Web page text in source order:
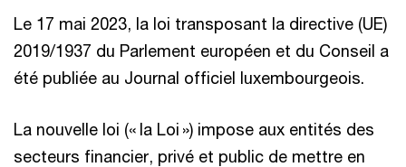
Le 17 mai 2023, la loi transposant la directive (UE)
2019/1937 du Parlement européen et du Conseil a
été publiée au Journal officiel luxembourgeois.
La nouvelle loi (« la Loi ») impose aux entités des
secteurs financier, privé et public de mettre en